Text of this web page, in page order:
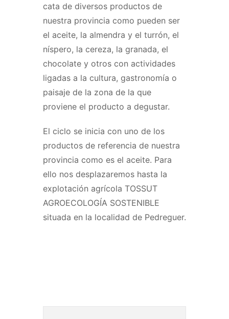
cata de diversos productos de
nuestra provincia como pueden ser
el aceite, la almendra y el turrón, el
níspero, la cereza, la granada, el
chocolate y otros con actividades
ligadas a la cultura, gastronomía o
paisaje de la zona de la que
proviene el producto a degustar.
El ciclo se inicia con uno de los
productos de referencia de nuestra
provincia como es el aceite. Para
ello nos desplazaremos hasta la
explotación agrícola TOSSUT
AGROECOLOGÍA SOSTENIBLE
situada en la localidad de Pedreguer.